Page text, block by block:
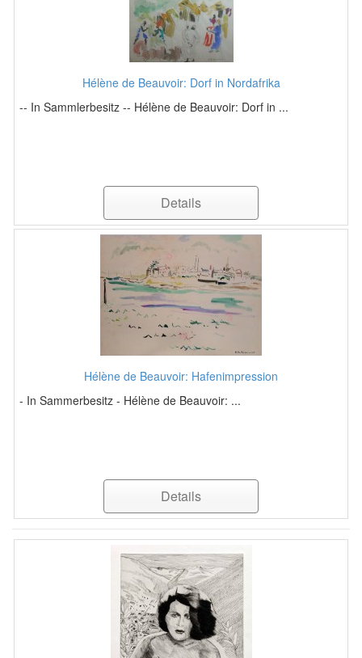
Hélène de Beauvoir: Dorf in Nordafrika
-- In Sammlerbesitz -- Hélène de Beauvoir: Dorf in ...
Details
Hélène de Beauvoir: Hafenimpression
- In Sammerbesitz - Hélène de Beauvoir: ...
Details